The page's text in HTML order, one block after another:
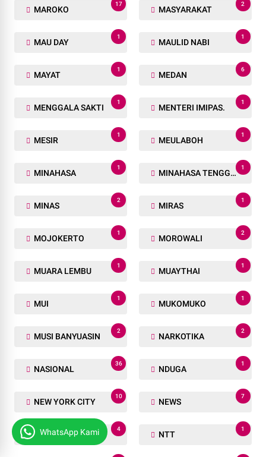
MAROKO
17
MASYARAKAT
2
MAU DAY
1
MAULID NABI
1
MAYAT
1
MEDAN
6
MENGGALA SAKTI
1
MENTERI IMIPAS.
1
MESIR
1
MEULABOH
1
MINAHASA
1
MINAHASA TENGGARA
1
MINAS
2
MIRAS
1
MOJOKERTO
1
MOROWALI
2
MUARA LEMBU
1
MUAYTHAI
1
MUI
1
MUKOMUKO
1
MUSI BANYUASIN
2
NARKOTIKA
2
NASIONAL
36
NDUGA
1
NEW YORK CITY
10
NEWS
7
NEWS VIDEO
4
NTT
1
WhatsApp Kami